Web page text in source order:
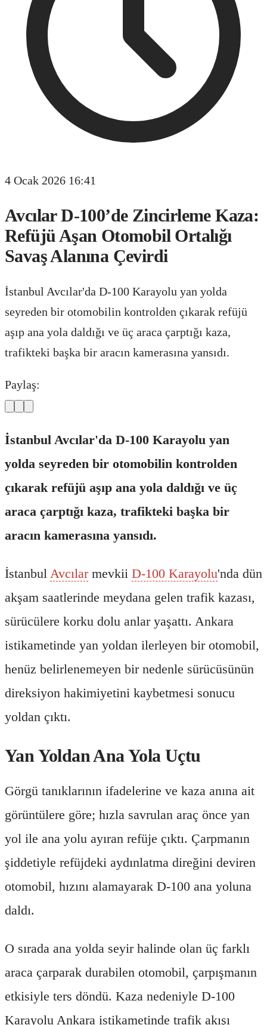
4 Ocak 2026 16:41
Avcılar D-100’de Zincirleme Kaza:
Refüjü Aşan Otomobil Ortalığı
Savaş Alanına Çevirdi
İstanbul Avcılar'da D-100 Karayolu yan yolda
seyreden bir otomobilin kontrolden çıkarak refüjü
aşıp ana yola daldığı ve üç araca çarptığı kaza,
trafikteki başka bir aracın kamerasına yansıdı.
Paylaş:
İstanbul Avcılar'da D-100 Karayolu yan
yolda seyreden bir otomobilin kontrolden
çıkarak refüjü aşıp ana yola daldığı ve üç
araca çarptığı kaza, trafikteki başka bir
aracın kamerasına yansıdı.
İstanbul Avcılarmevkii D-100 Karayolu'nda dün
akşam saatlerinde meydana gelen trafik kazası,
sürücülere korku dolu anlar yaşattı. Ankara
istikametinde yan yoldan ilerleyen bir otomobil,
henüz belirlenemeyen bir nedenle sürücüsünün
direksiyon hakimiyetini kaybetmesi sonucu
yoldan çıktı.
Yan Yoldan Ana Yola Uçtu
Görgü tanıklarının ifadelerine ve kaza anına ait
görüntülere göre; hızla savrulan araç önce yan
yol ile ana yolu ayıran refüje çıktı. Çarpmanın
şiddetiyle refüjdeki aydınlatma direğini deviren
otomobil, hızını alamayarak D-100 ana yoluna
daldı.
O sırada ana yolda seyir halinde olan üç farklı
araca çarparak durabilen otomobil, çarpışmanın
etkisiyle ters döndü. Kaza nedeniyle D-100
Karayolu Ankara istikametinde trafik akışı